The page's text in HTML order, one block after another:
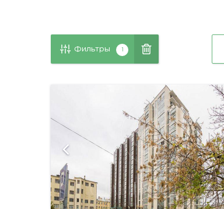
Фильтры
показать ещё 3